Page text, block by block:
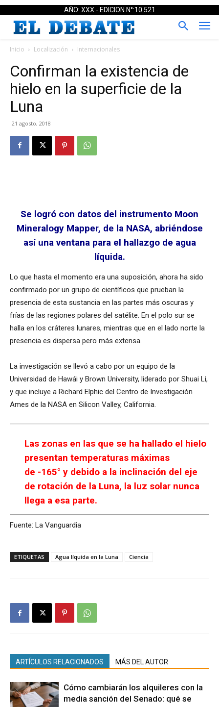
AÑO: XXX - EDICION N°:10.521
Inicio Localización Internacionales
Confirman la existencia de
hielo en la superficie de la
Luna
21 agosto, 2018
Se logró con datos del instrumento Moon
Mineralogy Mapper, de la NASA, abriéndose
así una ventana para el hallazgo de agua
líquida.
Lo que hasta el momento era una suposición, ahora ha sido
confirmado por un grupo de científicos que prueban la
presencia de esta sustancia en las partes más oscuras y
frías de las regiones polares del satélite. En el polo sur se
halla en los cráteres lunares, mientras que en el lado norte la
presencia es dispersa pero más extensa.
La investigación se llevó a cabo por un equipo de la
Universidad de Hawái y Brown University, liderado por Shuai Li,
y que incluye a Richard Elphic del Centro de Investigación
Ames de la NASA en Silicon Valley, California.
Las zonas en las que se ha hallado el hielo
presentan temperaturas máximas
de -165° y debido a la inclinación del eje
de rotación de la Luna, la luz solar nunca
llega a esa parte.
Fuente: La Vanguardia
ETIQUETAS Agua líquida en la Luna Ciencia
ARTÍCULOS RELACIONADOS MÁS DEL AUTOR
Cómo cambiarán los alquileres con la
media sanción del Senado: qué se